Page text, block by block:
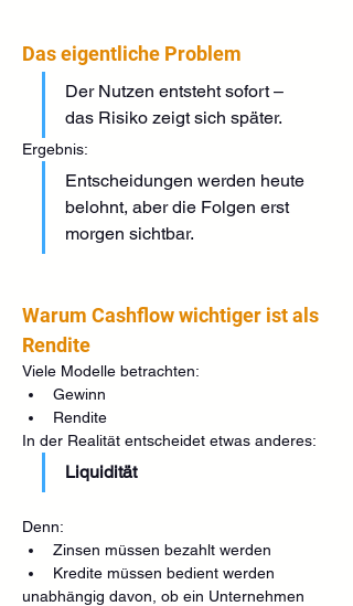
Das eigentliche Problem
Der Nutzen entsteht sofort –
das Risiko zeigt sich später.
Ergebnis:
Entscheidungen werden heute
belohnt, aber die Folgen erst
morgen sichtbar.
Warum Cashflow wichtiger ist als
Rendite
Viele Modelle betrachten:
Gewinn
Rendite
In der Realität entscheidet etwas anderes:
Liquidität
Denn:
Zinsen müssen bezahlt werden
Kredite müssen bedient werden
unabhängig davon, ob ein Unternehmen